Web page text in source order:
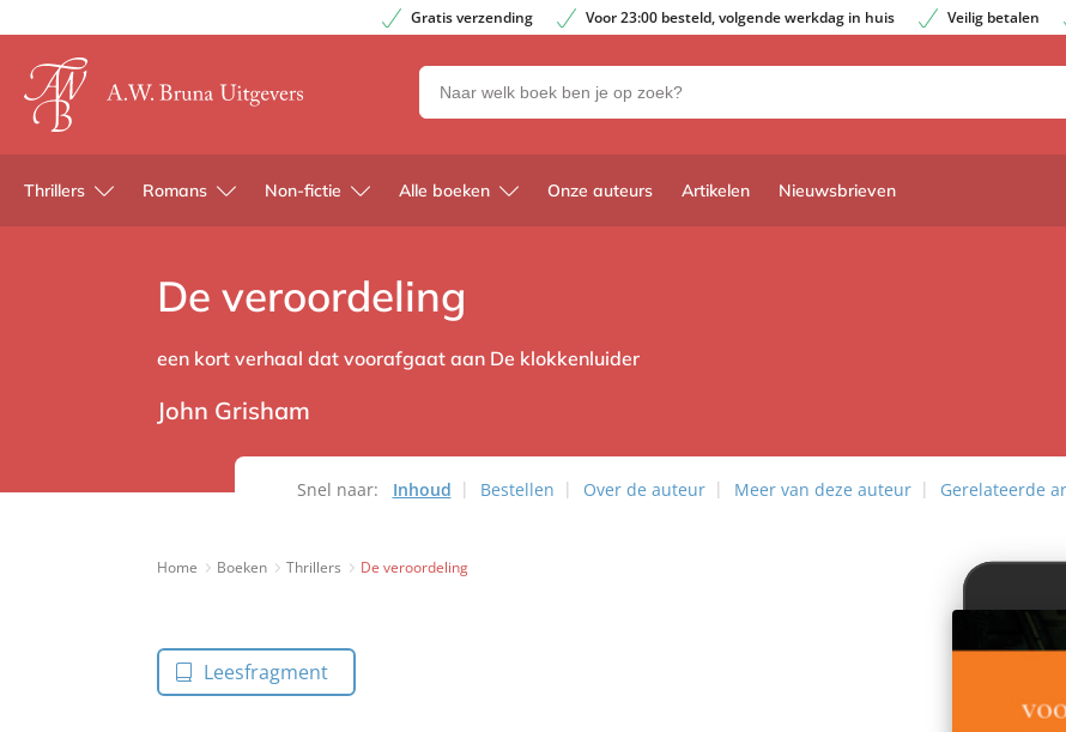
Gratis verzending Voor 23:00 besteld, volgende werkdag in huis Veilig betalen
Zoeken
naar
en
uitgevers
Thrillers Romans Non-fictie Alle boeken Onze auteurs Artikelen Nieuwsbrieven
De veroordeling
een kort verhaal dat voorafgaat aan De klokkenluider
John Grisham
Snel naar: Inhoud Bestellen Over de auteur Meer van deze auteur Gerelateerde
Home Boeken Thrillers De veroordeling
Leesfragment